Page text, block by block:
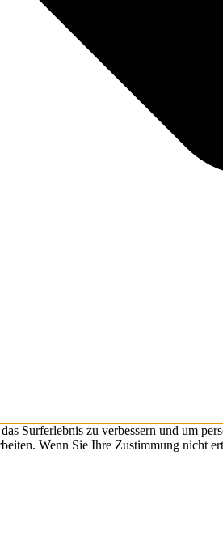
Surferlebnis zu verbessern und um
Wenn Sie Ihre Zustimmung nicht